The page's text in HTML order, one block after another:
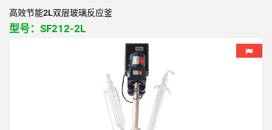
高效节能2L双层玻璃反应釜
型号： SF212-2L